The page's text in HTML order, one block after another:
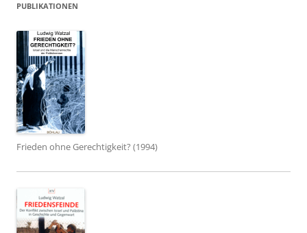
PUBLIKATIONEN
Frieden ohne Gerechtigkeit? (1994)